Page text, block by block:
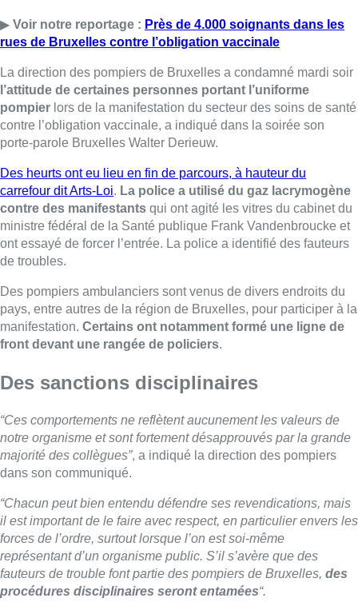
▶ Voir notre reportage : Près de 4.000 soignants dans les
rues de Bruxelles contre l’obligation vaccinale
La direction des pompiers de Bruxelles a condamné mardi soir
l’attitude de certaines personnes portant l’uniforme
pompier lors de la manifestation du secteur des soins de santé
contre l’obligation vaccinale, a indiqué dans la soirée son
porte-parole Bruxelles Walter Derieuw.
Des heurts ont eu lieu en fin de parcours, à hauteur du
carrefour dit Arts-Loi. La police a utilisé du gaz lacrymogène
contre des manifestants qui ont agité les vitres du cabinet du
ministre fédéral de la Santé publique Frank Vandenbroucke et
ont essayé de forcer l’entrée. La police a identifié des fauteurs
de troubles.
Des pompiers ambulanciers sont venus de divers endroits du
pays, entre autres de la région de Bruxelles, pour participer à la
manifestation. Certains ont notamment formé une ligne de
front devant une rangée de policiers.
Des sanctions disciplinaires
“Ces comportements ne reflètent aucunement les valeurs de
notre organisme et sont fortement désapprouvés par la grande
majorité des collègues”, a indiqué la direction des pompiers
dans son communiqué.
“Chacun peut bien entendu défendre ses revendications, mais
il est important de le faire avec respect, en particulier envers les
forces de l’ordre, surtout lorsque l’on est soi-même
représentant d’un organisme public. S’il s’avère que des
fauteurs de trouble font partie des pompiers de Bruxelles, des
procédures disciplinaires seront entamées“.